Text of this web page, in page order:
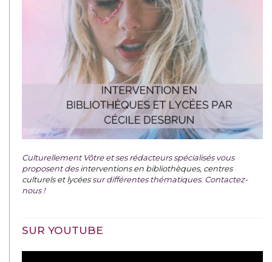
Culturellement Vôtre et ses rédacteurs spécialisés vous
proposent desinterventions en bibliothèques, centres
culturels et lycéessur différentes thématiques. Contactez-
nous !
SUR YOUTUBE